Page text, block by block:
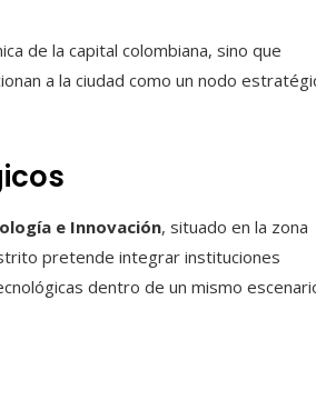
de la capital colombiana, sino que
a la ciudad como un nodo
e Innovación, situado en la zona
pretende integrar instituciones
dentro de un mismo